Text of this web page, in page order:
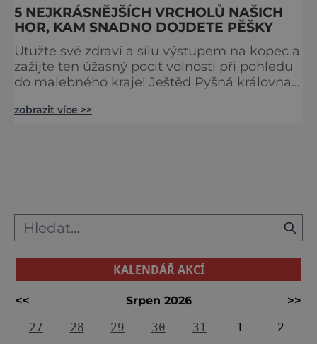
5 NEJKRÁSNĚJŠÍCH VRCHOLŮ NAŠICH
HOR, KAM SNADNO DOJDETE PĚŠKY
Utužte své zdraví a sílu výstupem na kopec a
zažijte ten úžasný pocit volnosti při pohledu
do malebného kraje! Ještěd Pyšná královna
a restaurací. Jedinečná stavba vysoká 100
zobrazit více >>
KALENDÁŘ AKCÍ
<< Srpen 2026
>>
27
28 29 30 31 1
2